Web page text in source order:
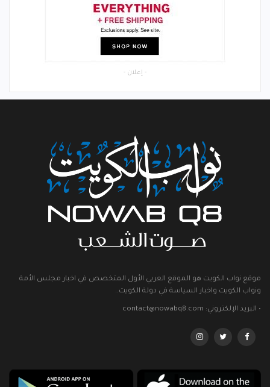
- إعلان -
موقع نواب الكويت هو الموقع العربي الأول المتخصص في اخبار مجلس الأمة
ونواب الكويت واخبار السياسة في دولة الكويت..
• البريد الإلكتروني: contact@nowabq8.com